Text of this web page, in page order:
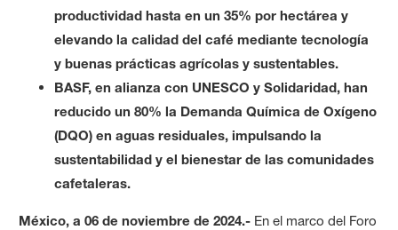
productividad hasta en un 35% por hectárea y
elevando la calidad del café mediante tecnología
y buenas prácticas agrícolas y sustentables.
BASF, en alianza con UNESCO y Solidaridad, han
reducido un 80% la Demanda Química de Oxígeno
(DQO) en aguas residuales, impulsando la
sustentabilidad y el bienestar de las comunidades
cafetaleras.
México, a 06 de noviembre de 2024.- En el marco del Foro